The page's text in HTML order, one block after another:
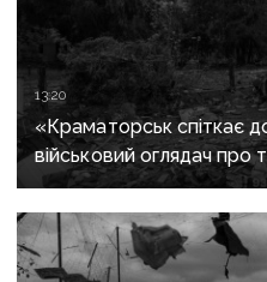
13:20
«Краматорськ спіткає
військовий оглядач про
рф захопити останню
кінця 2026 року